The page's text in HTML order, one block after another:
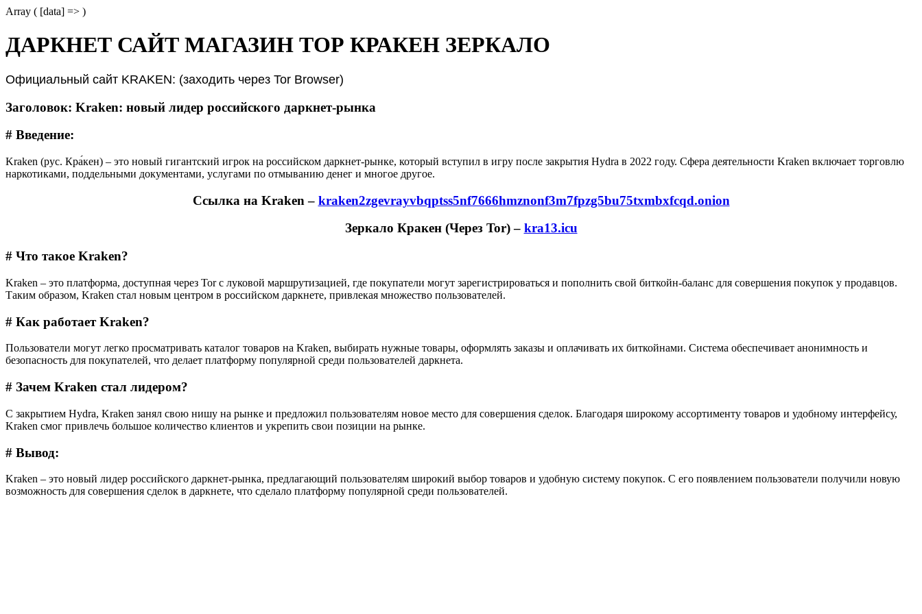
Array ( [data] => )
ДАРКНЕТ САЙТ МАГАЗИН ТОР КРАКЕН ЗЕРКАЛО
Официальный сайт KRAKEN: (заходить через Tor Browser)
Заголовок: Kraken: новый лидер российского даркнет-рынка
# Введение:
Kraken (рус. Кра́кен) – это новый гигантский игрок на российском даркнет-рынке, который вступил в игру после закрытия Hydra в 2022 году. Сфера деятельности Kraken включает торговлю
наркотиками, поддельными документами, услугами по отмыванию денег и многое другое.
Cсылка на Kraken – kraken2zgevrayvbqptss5nf7666hmznonf3m7fpzg5bu75txmbxfcqd.onion
Зеркало Кракен (Через Tor) – kra13.icu
# Что такое Kraken?
Kraken – это платформа, доступная через Tor с луковой маршрутизацией, где покупатели могут зарегистрироваться и пополнить свой биткойн-баланс для совершения покупок у продавцов.
Таким образом, Kraken стал новым центром в российском даркнете, привлекая множество пользователей.
# Как работает Kraken?
Пользователи могут легко просматривать каталог товаров на Kraken, выбирать нужные товары, оформлять заказы и оплачивать их биткойнами. Система обеспечивает анонимность и
безопасность для покупателей, что делает платформу популярной среди пользователей даркнета.
# Зачем Kraken стал лидером?
С закрытием Hydra, Kraken занял свою нишу на рынке и предложил пользователям новое место для совершения сделок. Благодаря широкому ассортименту товаров и удобному интерфейсу,
Kraken смог привлечь большое количество клиентов и укрепить свои позиции на рынке.
# Вывод:
Kraken – это новый лидер российского даркнет-рынка, предлагающий пользователям широкий выбор товаров и удобную систему покупок. С его появлением пользователи получили новую
возможность для совершения сделок в даркнете, что сделало платформу популярной среди пользователей.